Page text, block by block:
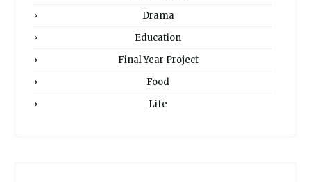
Drama
Education
Final Year Project
Food
Life